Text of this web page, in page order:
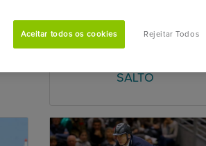
BERNARD BRIAND
CHEVALIER
SALTO
Rejeitar Todos
Aceitar todos os cookies